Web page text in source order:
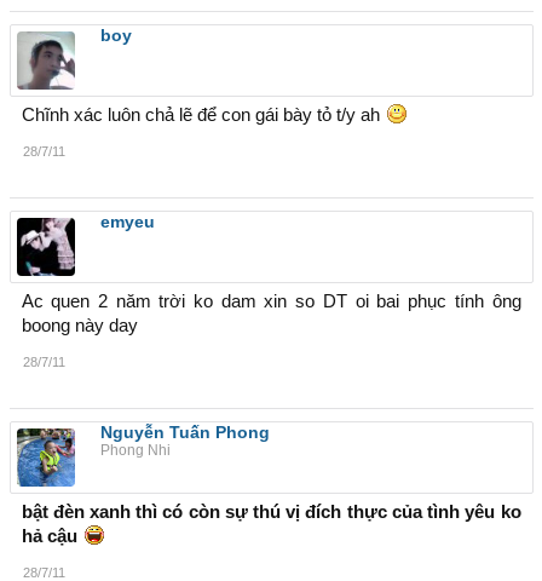
boy
Chĩnh xác luôn chả lẽ để con gái bày tỏ t/y ah
28/7/11
emyeu
Ac quen 2 năm trời ko dam xin so DT oi bai phục tính ông
boong này day
28/7/11
Nguyễn Tuấn Phong
Phong Nhi
bật đèn xanh thì có còn sự thú vị đích thực của tình yêu ko
hả cậu
28/7/11